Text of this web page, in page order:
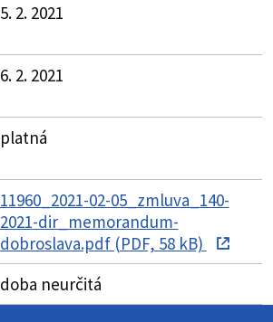
5. 2. 2021
6. 2. 2021
platná
11960_2021-02-05_zmluva_140-
2021-dir_memorandum-
dobroslava.pdf (PDF, 58 kB)
doba neurčitá